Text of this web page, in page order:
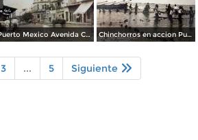
Puerto Mexico Avenida Corregidora ( Circulada el 4 de junio de 1932 ). Chinchorros en accion Puerto Mexico ( Circulada el 20 de Octubre de 1927 ).
3 ... 5 Siguiente